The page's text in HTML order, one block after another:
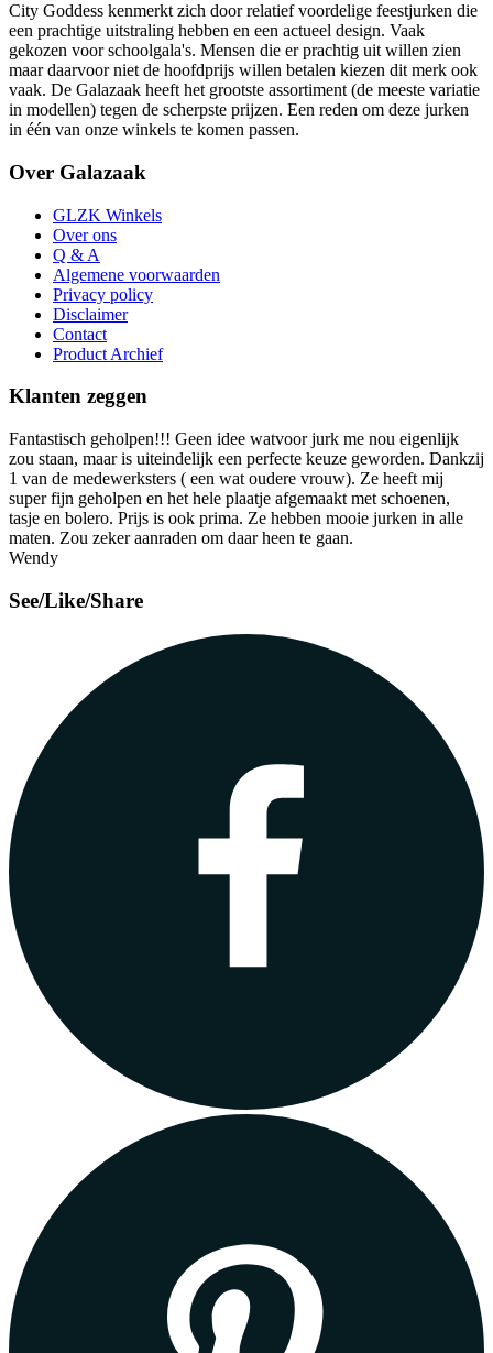
City Goddess kenmerkt zich door relatief voordelige feestjurken die
een prachtige uitstraling hebben en een actueel design. Vaak
gekozen voor schoolgala's. Mensen die er prachtig uit willen zien
maar daarvoor niet de hoofdprijs willen betalen kiezen dit merk ook
vaak. De Galazaak heeft het grootste assortiment (de meeste variatie
in modellen) tegen de scherpste prijzen. Een reden om deze jurken
in één van onze winkels te komen passen.
Over Galazaak
GLZK Winkels
Over ons
Q & A
Algemene voorwaarden
Privacy policy
Disclaimer
Contact
Product Archief
Klanten zeggen
Fantastisch geholpen!!! Geen idee watvoor jurk me nou eigenlijk
zou staan, maar is uiteindelijk een perfecte keuze geworden. Dankzij
1 van de medewerksters ( een wat oudere vrouw). Ze heeft mij
super fijn geholpen en het hele plaatje afgemaakt met schoenen,
tasje en bolero. Prijs is ook prima. Ze hebben mooie jurken in alle
maten. Zou zeker aanraden om daar heen te gaan.
Wendy
See/Like/Share